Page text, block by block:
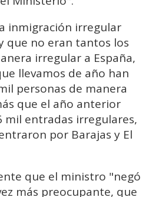
inmigración irregular
que no eran tantos los
irregular a España,
llevamos de año han
personas de manera
que el año anterior
mil entradas irregulares,
por Barajas y El
que el ministro "negó
más preocupante, que